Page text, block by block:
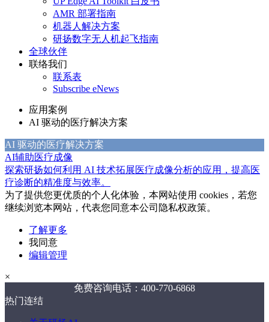
AMR 部署指南
机器人解决方案
研扬数字无人机起飞指南
全球伙伴
联络我们
联系表
Subscribe eNews
应用案例
AI 驱动的医疗解决方案
AI 驱动的医疗解决方案
AI辅助医疗成像
探索研扬如何利用 AI 技术拓展医疗成像分析的应用，提高医
疗诊断的精准度与效率。
为了提供您更优质的个人化体验，本网站使用 cookies，若您
继续浏览本网站，代表您同意本公司隐私权政策。
了解更多
我同意
编辑管理
×
免费咨询电话：400-770-6868
热门连结